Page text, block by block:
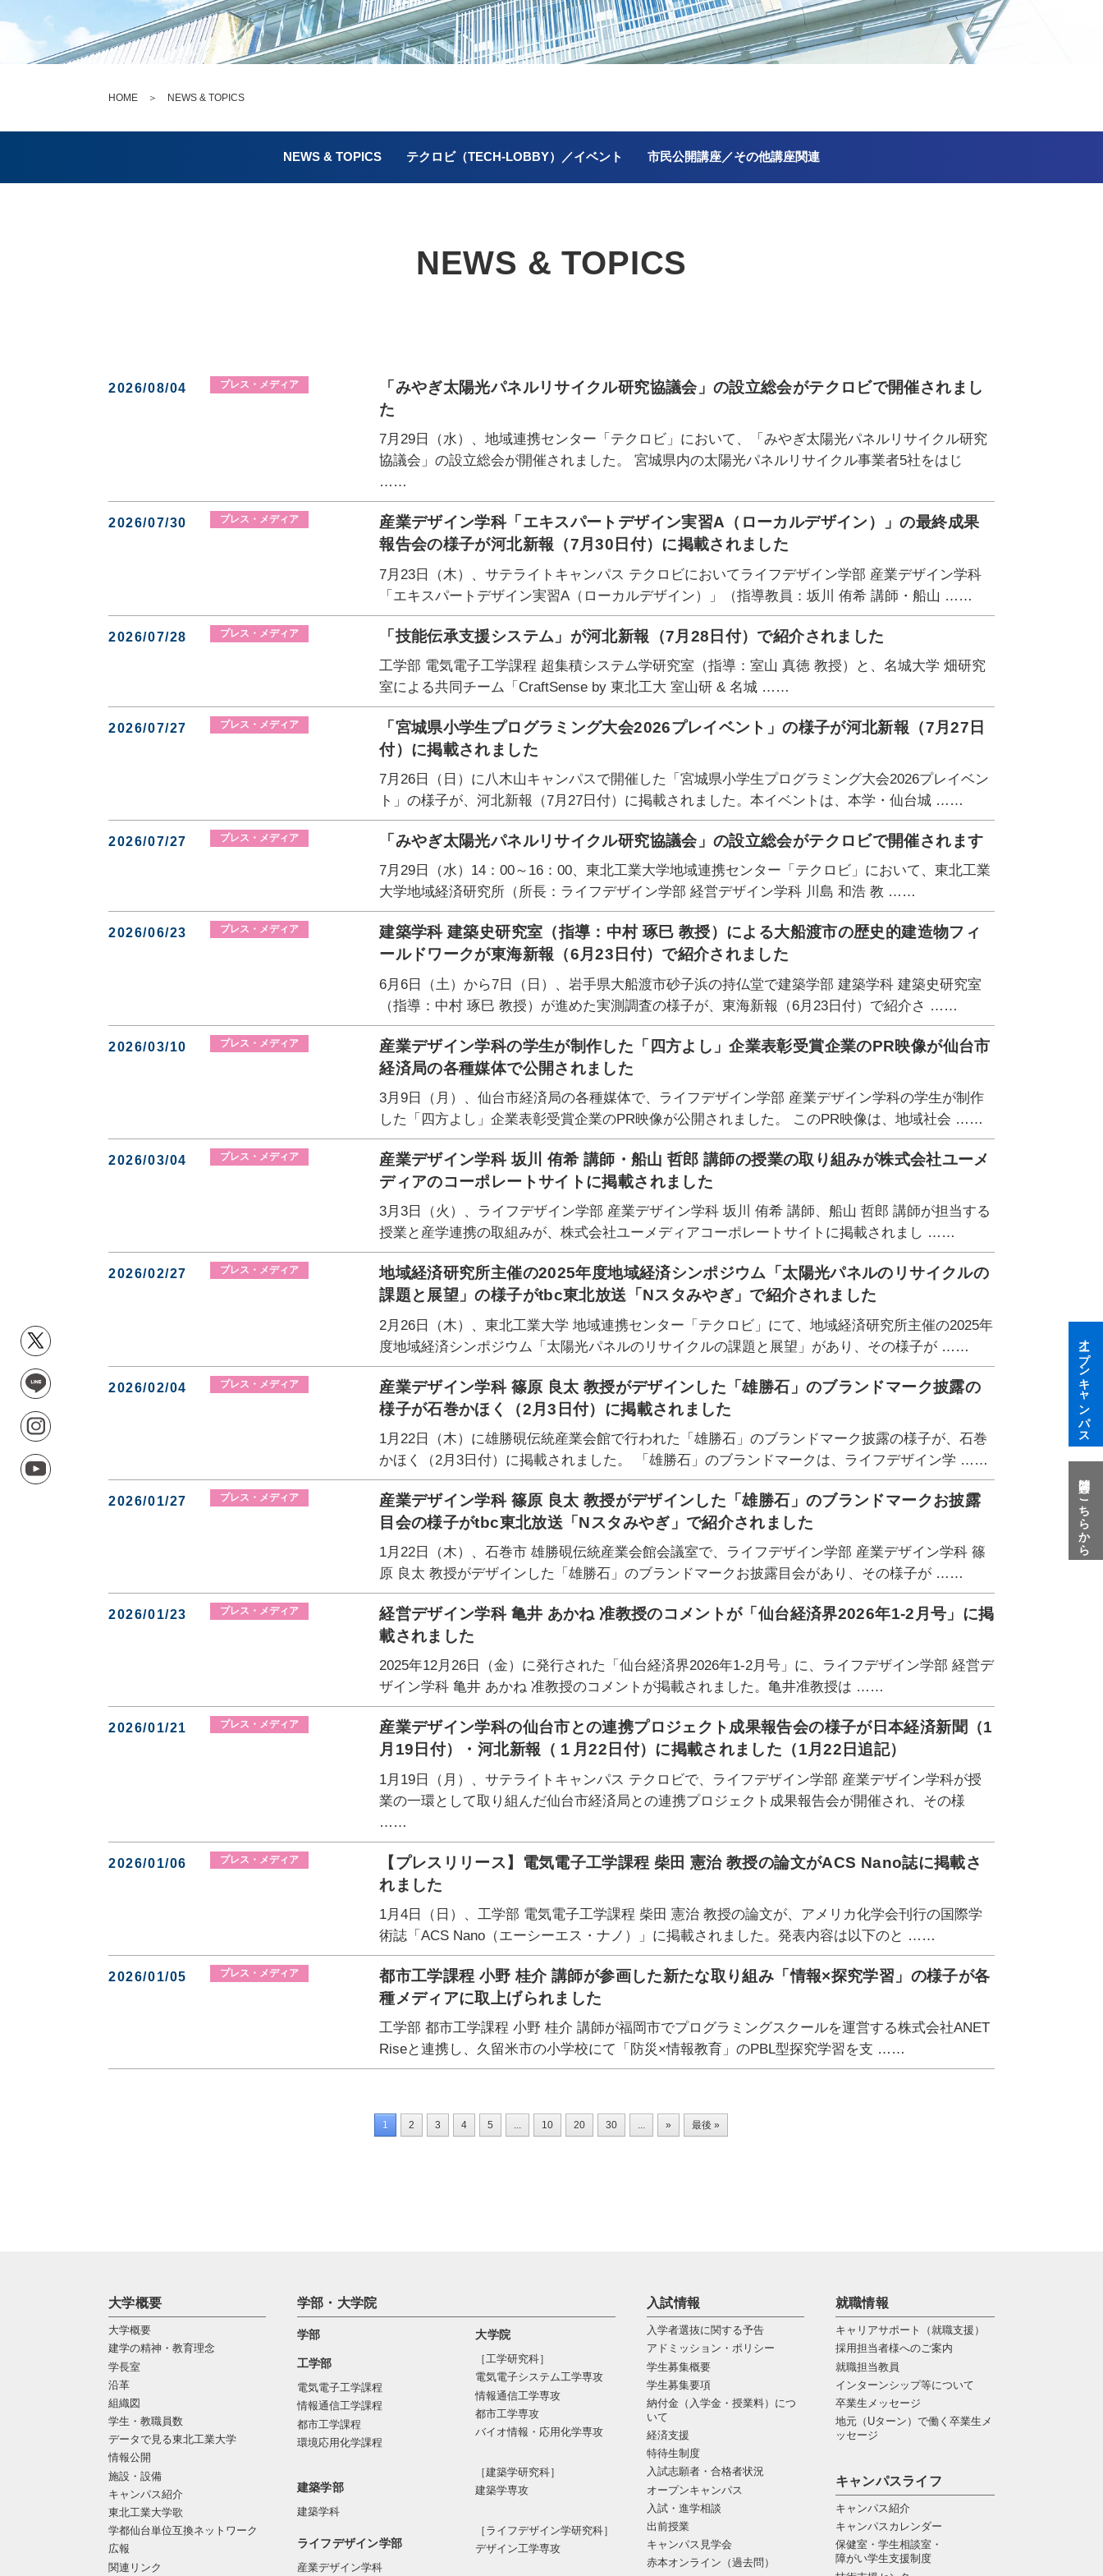
HOME ＞ NEWS & TOPICS
NEWS & TOPICS テクロビ（TECH-LOBBY）／イベント 市民公開講座／その他講座関連
NEWS & TOPICS
2026/08/04 プレス・メディア
「みやぎ太陽光パネルリサイクル研究協議会」の設立総会がテクロビで開催されまし
た
7月29日（水）、地域連携センター「テクロビ」において、「みやぎ太陽光パネルリサイクル研究
協議会」の設立総会が開催されました。 宮城県内の太陽光パネルリサイクル事業者5社をはじ
……
2026/07/30 プレス・メディア
産業デザイン学科「エキスパートデザイン実習A（ローカルデザイン）」の最終成果
報告会の様子が河北新報（7月30日付）に掲載されました
7月23日（木）、サテライトキャンパス テクロビにおいてライフデザイン学部 産業デザイン学科
「エキスパートデザイン実習A（ローカルデザイン）」（指導教員：坂川 侑希 講師・船山 ……
2026/07/28 プレス・メディア 「技能伝承支援システム」が河北新報（7月28日付）で紹介されました
工学部 電気電子工学課程 超集積システム学研究室（指導：室山 真徳 教授）と、名城大学 畑研究
室による共同チーム「CraftSense by 東北工大 室山研 & 名城 ……
2026/07/27 プレス・メディア
「宮城県小学生プログラミング大会2026プレイベント」の様子が河北新報（7月27日
付）に掲載されました
7月26日（日）に八木山キャンパスで開催した「宮城県小学生プログラミング大会2026プレイベン
ト」の様子が、河北新報（7月27日付）に掲載されました。本イベントは、本学・仙台城 ……
2026/07/27 プレス・メディア 「みやぎ太陽光パネルリサイクル研究協議会」の設立総会がテクロビで開催されます
7月29日（水）14：00～16：00、東北工業大学地域連携センター「テクロビ」において、東北工業
大学地域経済研究所（所長：ライフデザイン学部 経営デザイン学科 川島 和浩 教 ……
2026/06/23 プレス・メディア
建築学科 建築史研究室（指導：中村 琢巳 教授）による大船渡市の歴史的建造物フィ
ールドワークが東海新報（6月23日付）で紹介されました
6月6日（土）から7日（日）、岩手県大船渡市砂子浜の持仏堂で建築学部 建築学科 建築史研究室
（指導：中村 琢巳 教授）が進めた実測調査の様子が、東海新報（6月23日付）で紹介さ ……
2026/03/10 プレス・メディア
産業デザイン学科の学生が制作した「四方よし」企業表彰受賞企業のPR映像が仙台市
経済局の各種媒体で公開されました
3月9日（月）、仙台市経済局の各種媒体で、ライフデザイン学部 産業デザイン学科の学生が制作
した「四方よし」企業表彰受賞企業のPR映像が公開されました。 このPR映像は、地域社会 ……
2026/03/04 プレス・メディア
産業デザイン学科 坂川 侑希 講師・船山 哲郎 講師の授業の取り組みが株式会社ユーメ
ディアのコーポレートサイトに掲載されました
3月3日（火）、ライフデザイン学部 産業デザイン学科 坂川 侑希 講師、船山 哲郎 講師が担当する
授業と産学連携の取組みが、株式会社ユーメディアコーポレートサイトに掲載されまし ……
2026/02/27 プレス・メディア
地域経済研究所主催の2025年度地域経済シンポジウム「太陽光パネルのリサイクルの
課題と展望」の様子がtbc東北放送「Nスタみやぎ」で紹介されました
2月26日（木）、東北工業大学 地域連携センター「テクロビ」にて、地域経済研究所主催の2025年
度地域経済シンポジウム「太陽光パネルのリサイクルの課題と展望」があり、その様子が ……
2026/02/04 プレス・メディア
産業デザイン学科 篠原 良太 教授がデザインした「雄勝石」のブランドマーク披露の
様子が石巻かほく（2月3日付）に掲載されました
1月22日（木）に雄勝硯伝統産業会館で行われた「雄勝石」のブランドマーク披露の様子が、石巻
かほく（2月3日付）に掲載されました。 「雄勝石」のブランドマークは、ライフデザイン学 ……
2026/01/27 プレス・メディア
産業デザイン学科 篠原 良太 教授がデザインした「雄勝石」のブランドマークお披露
目会の様子がtbc東北放送「Nスタみやぎ」で紹介されました
1月22日（木）、石巻市 雄勝硯伝統産業会館会議室で、ライフデザイン学部 産業デザイン学科 篠
原 良太 教授がデザインした「雄勝石」のブランドマークお披露目会があり、その様子が ……
2026/01/23 プレス・メディア
経営デザイン学科 亀井 あかね 准教授のコメントが「仙台経済界2026年1-2月号」に掲
載されました
2025年12月26日（金）に発行された「仙台経済界2026年1-2月号」に、ライフデザイン学部 経営デ
ザイン学科 亀井 あかね 准教授のコメントが掲載されました。亀井准教授は ……
2026/01/21 プレス・メディア
産業デザイン学科の仙台市との連携プロジェクト成果報告会の様子が日本経済新聞（1
月19日付）・河北新報（１月22日付）に掲載されました（1月22日追記）
1月19日（月）、サテライトキャンパス テクロビで、ライフデザイン学部 産業デザイン学科が授
業の一環として取り組んだ仙台市経済局との連携プロジェクト成果報告会が開催され、その様
……
2026/01/06 プレス・メディア
【プレスリリース】電気電子工学課程 柴田 憲治 教授の論文がACS Nano誌に掲載さ
れました
1月4日（日）、工学部 電気電子工学課程 柴田 憲治 教授の論文が、アメリカ化学会刊行の国際学
術誌「ACS Nano（エーシーエス・ナノ）」に掲載されました。発表内容は以下のと ……
2026/01/05 プレス・メディア
都市工学課程 小野 桂介 講師が参画した新たな取り組み「情報×探究学習」の様子が各
種メディアに取上げられました
工学部 都市工学課程 小野 桂介 講師が福岡市でプログラミングスクールを運営する株式会社ANET
Riseと連携し、久留米市の小学校にて「防災×情報教育」のPBL型探究学習を支 ……
1 2 3 4 5 ... 10 20 30 ... » 最後 »
大学概要
大学概要
建学の精神・教育理念
学長室
沿革
組織図
学生・教職員数
データで見る東北工業大学
情報公開
施設・設備
キャンパス紹介
東北工業大学歌
学都仙台単位互換ネットワーク
広報
関連リンク
学部・大学院
学部
工学部
電気電子工学課程
情報通信工学課程
都市工学課程
環境応用化学課程
建築学部
建築学科
ライフデザイン学部
産業デザイン学科
大学院
［工学研究科］
電気電⼦システム⼯学専攻
情報通信⼯学専攻
都市⼯学専攻
バイオ情報・応⽤化学専攻
［建築学研究科］
建築学専攻
［ライフデザイン学研究科］
デザイン工学専攻
入試情報
入学者選抜に関する予告
アドミッション・ポリシー
学生募集概要
学生募集要項
納付金（入学金・授業料）につ
いて
経済支援
特待生制度
入試志願者・合格者状況
オープンキャンパス
入試・進学相談
出前授業
キャンパス見学会
赤本オンライン（過去問）
就職情報
キャリアサポート（就職支援）
採用担当者様へのご案内
就職担当教員
インターンシップ等について
卒業生メッセージ
地元（Uターン）で働く卒業生メ
ッセージ
キャンパスライフ
キャンパス紹介
キャンパスカレンダー
保健室・学生相談室・
障がい学生支援制度
オープンキャンパス
質問はこちらから